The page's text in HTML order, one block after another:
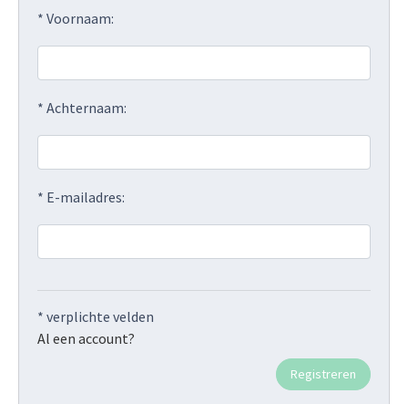
* Voornaam:
* Achternaam:
* E-mailadres:
* verplichte velden
Al een account?